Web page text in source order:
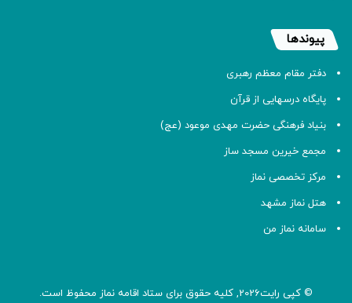
پیوندها
دفتر مقام معظم رهبری
پایگاه درسهایی از قرآن
بنیاد فرهنگی حضرت مهدی موعود (عج)
مجمع خیرین مسجد ساز
مرکز تخصصی نماز
هتل نماز مشهد
سامانه نماز من
© کپی رایت2026, کلیه حقوق برای ستاد اقامه نماز محفوظ است.